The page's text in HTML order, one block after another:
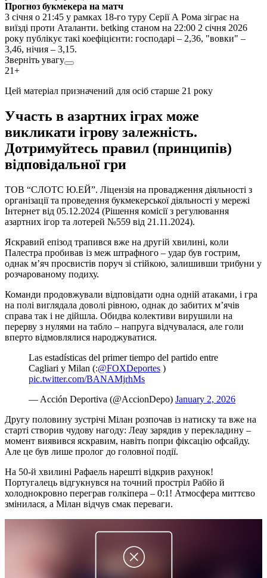
Прогноз букмекера на матч
3 січня о 21:45 у рамках 18-го туру Серії А Рома зіграє на
виїзді проти Аталанти. betking станом на 22:00 2 січня 2026
року публікує такі коефіцієнти: господарі – 2,36, "вовки" –
3,46, нічия – 3,15.
Зверніть увагу
21+
Цей матеріал призначений для осіб старше 21 року
Участь в азартних іграх може
викликати ігрову залежність.
Дотримуйтесь правил (принципів)
відповідальної гри
ТОВ “СЛОТС Ю.ЕЙ”. Ліцензія на провадження діяльності з
організації та проведення букмекерської діяльності у мережі
Інтернет від 05.12.2024 (Рішення комісії з регулювання
азартних ігор та лотерей №559 від 21.11.2024).
Яскравий епізод трапився вже на другій хвилині, коли
Палестра пробивав із меж штрафного – удар був гострим,
однак м’яч просвистів поруч зі стійкою, залишивши трибуни у
розчарованому подиху.
Команди продовжували відповідати одна одній атаками, і гра
на полі виглядала доволі рівною, однак до забитих м’ячів
справа так і не дійшла. Обидва колективи вирушили на
перерву з нулями на табло – напруга відчувалася, але голи
вперто відмовлялися народжуватися.
Las estadísticas del primer tiempo del partido entre
Cagliari y Milan (:@FOXDeportes )
pic.twitter.com/BANAMjrhMs
— Acción Deportiva (@AccionDepo) January 2, 2026
Другу половину зустрічі Мілан розпочав із натиску та вже на
старті створив чудову нагоду: Леау зарядив у перекладину –
момент виявився яскравим, навіть попри фіксацію офсайду.
Але це був лише пролог до головної події.
На 50-й хвилині Рафаель нарешті відкрив рахунок!
Португалець відгукнувся на точний простріл Рабйо й
холоднокровно переграв голкіпера – 0:1! Атмосфера миттєво
змінилася, а Мілан відчув смак переваги.